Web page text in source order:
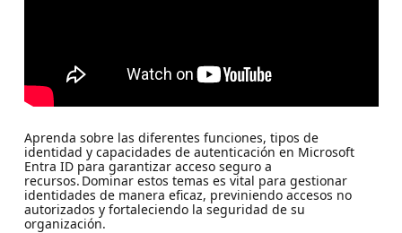
Aprenda sobre las diferentes funciones, tipos de
identidad y capacidades de autenticación en Microsoft
Entra ID para garantizar acceso seguro a
recursos. Dominar estos temas es vital para gestionar
identidades de manera eficaz, previniendo accesos no
autorizados y fortaleciendo la seguridad de su
organización.